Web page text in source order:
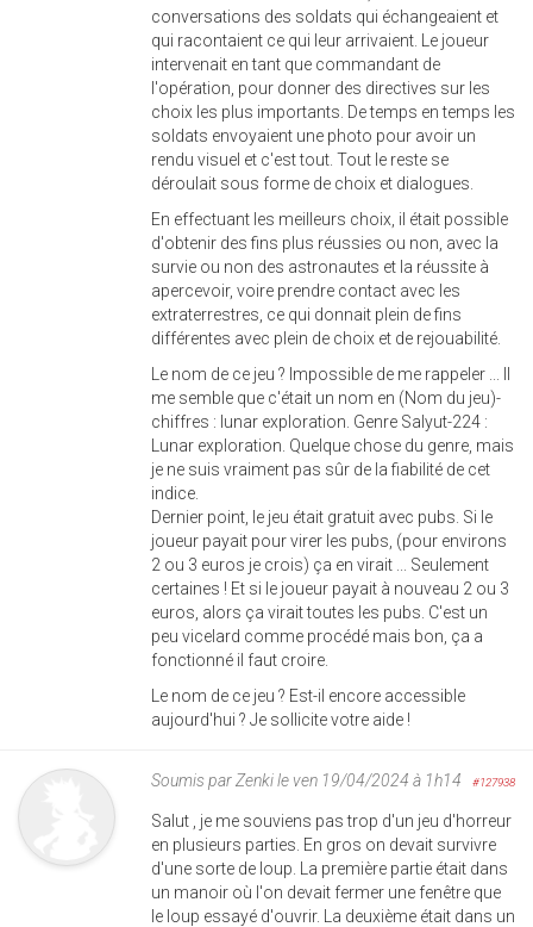
conversations des soldats qui échangeaient et
qui racontaient ce qui leur arrivaient. Le joueur
intervenait en tant que commandant de
l'opération, pour donner des directives sur les
choix les plus importants. De temps en temps les
soldats envoyaient une photo pour avoir un
rendu visuel et c'est tout. Tout le reste se
déroulait sous forme de choix et dialogues.
En effectuant les meilleurs choix, il était possible
d'obtenir des fins plus réussies ou non, avec la
survie ou non des astronautes et la réussite à
apercevoir, voire prendre contact avec les
extraterrestres, ce qui donnait plein de fins
différentes avec plein de choix et de rejouabilité.
Le nom de ce jeu ? Impossible de me rappeler ... Il
me semble que c'était un nom en (Nom du jeu)-
chiffres : lunar exploration. Genre Salyut-224 :
Lunar exploration. Quelque chose du genre, mais
je ne suis vraiment pas sûr de la fiabilité de cet
indice.
Dernier point, le jeu était gratuit avec pubs. Si le
joueur payait pour virer les pubs, (pour environs
2 ou 3 euros je crois) ça en virait ... Seulement
certaines ! Et si le joueur payait à nouveau 2 ou 3
euros, alors ça virait toutes les pubs. C'est un
peu vicelard comme procédé mais bon, ça a
fonctionné il faut croire.
Le nom de ce jeu ? Est-il encore accessible
aujourd'hui ? Je sollicite votre aide !
Soumis parZenkile ven 19/04/2024 à 1h14 #127938
Salut , je me souviens pas trop d'un jeu d'horreur
en plusieurs parties. En gros on devait survivre
d'une sorte de loup. La première partie était dans
un manoir où l'on devait fermer une fenêtre que
le loup essayé d'ouvrir. La deuxième était dans un